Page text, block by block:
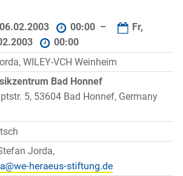
00:00 –
Fr,
00:00
WILEY-VCH Weinheim
Bad Honnef
5, 53604 Bad Honnef, Germany
Jorda,